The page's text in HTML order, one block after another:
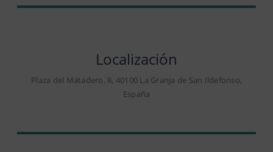
Localización
Plaza del Matadero, 8, 40100 La Granja de San Ildefonso,
España